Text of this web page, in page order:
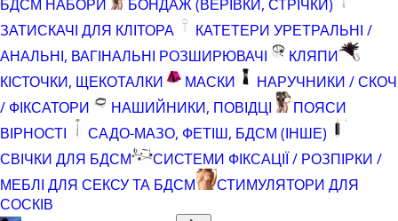
БДСМ НАБОРИ
БОНДАЖ (ВЕРІВКИ, СТРІЧКИ)
ЗАТИСКАЧІ ДЛЯ КЛІТОРА
КАТЕТЕРИ УРЕТРАЛЬНІ /
АНАЛЬНІ, ВАГІНАЛЬНІ РОЗШИРЮВАЧІ
КЛЯПИ
КІСТОЧКИ, ЩЕКОТАЛКИ
МАСКИ
НАРУЧНИКИ / СКОЧ
/ ФІКСАТОРИ
НАШИЙНИКИ, ПОВІДЦІ
ПОЯСИ
ВІРНОСТІ
САДО-МАЗО, ФЕТІШ, БДСМ (ІНШЕ)
СВІЧКИ ДЛЯ БДСМ
СИСТЕМИ ФІКСАЦІЇ / РОЗПІРКИ /
МЕБЛІ ДЛЯ СЕКСУ ТА БДСМ
СТИМУЛЯТОРИ ДЛЯ
СОСКІВ